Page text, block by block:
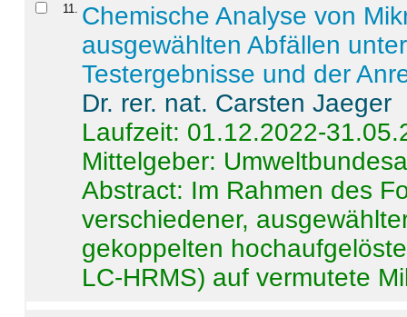
11
Chemische Analyse von
ausgewählten Abfällen
Testergebnisse und der
Dr. rer. nat. Carsten Jaeger
Laufzeit: 01.12.2022-
Mittelgeber:
Abstract: Im Rahmen des
verschiedener,
gekoppelten
LC-HRMS) auf vermutete